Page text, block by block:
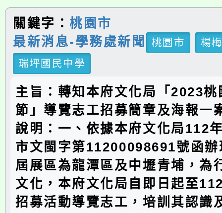
關鍵字：桃園市
最新消息-學務處新聞
桃園市
楊
瑞坪國民中學
主旨：轉知本府文化局「2023桃
節」導覽志工招募簡章及海報一
說明：一、依據本府文化局112
市文閩字第11200098691號函
屆展區為龍潭區及中壢青埔，為
文化，本府文化局自即日起至
招募活動導覽志工，培訓其認識